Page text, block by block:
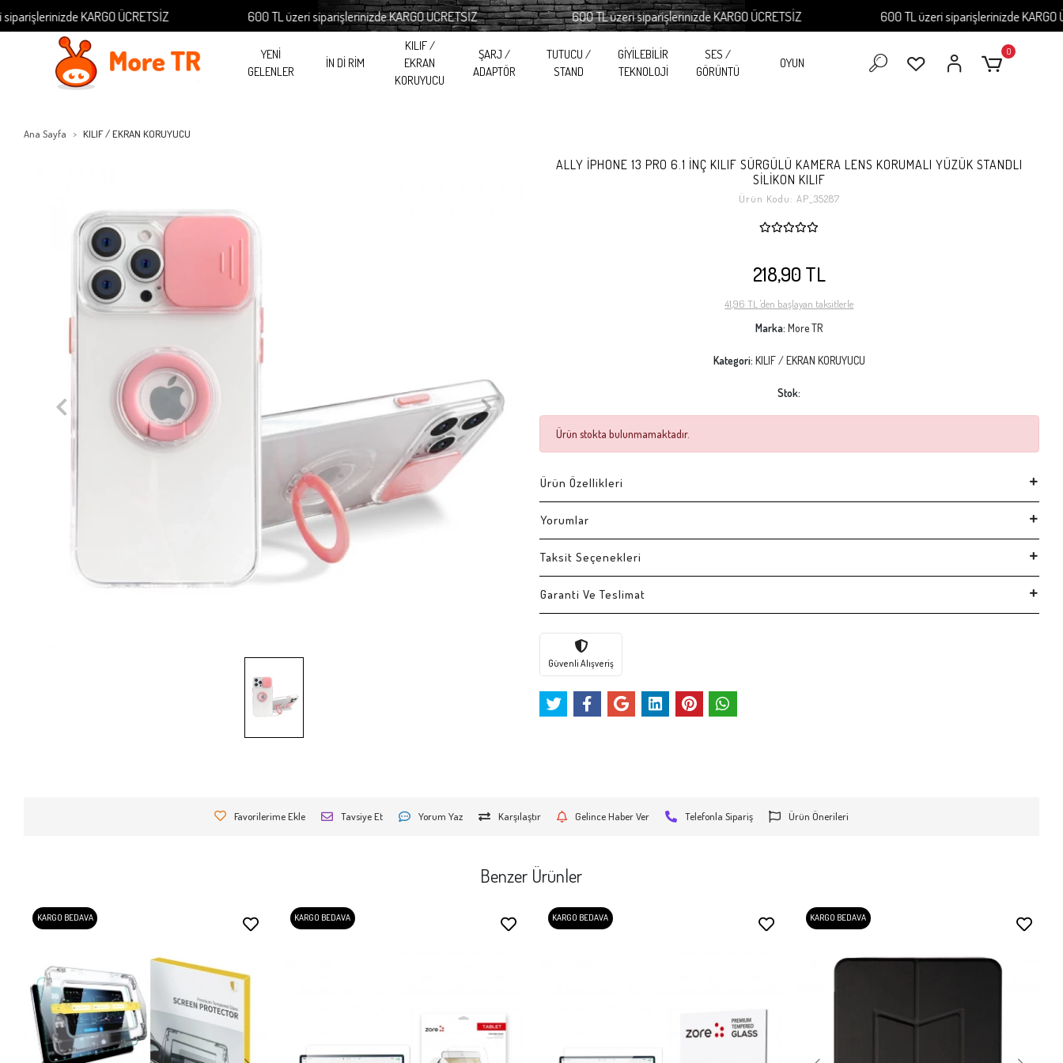
KARGO ÜCRETSİZ 600 TL üzeri siparişlerinizde KARGO ÜCRETSİZ 600 TL üzeri siparişlerinizde KARGO ÜCRETSİZ 600 TL üzeri siparişlerinizde KARGO
YENİ
GELENLER
İN Dİ RİM
KILIF /
EKRAN
KORUYUCU
ŞARJ /
ADAPTÖR
TUTUCU /
STAND
GİYİLEBİLİR
TEKNOLOJİ
SES /
GÖRÜNTÜ
OYUN
0
Ana Sayfa KILIF / EKRAN KORUYUCU
ALLY İPHONE 13 PRO 6.1 İNÇ KILIF SÜRGÜLÜ KAMERA LENS KORUMALI YÜZÜK STANDLI
SİLİKON KILIF
Ürün Kodu: AP_35287
218,90 TL
41,96 TL 'den başlayan taksitlerle
Marka:More TR
Kategori: KILIF / EKRAN KORUYUCU
Stok:
Ürün stokta bulunmamaktadır.
Ürün Özellikleri
Yorumlar
Taksit Seçenekleri
Garanti Ve Teslimat
Güvenli Alışveriş
Favorilerime Ekle Tavsiye Et Yorum Yaz Karşılaştır Gelince Haber Ver Telefonla Sipariş Ürün Önerileri
Benzer Ürünler
KARGO BEDAVA KARGO BEDAVA KARGO BEDAVA KARGO BEDAVA